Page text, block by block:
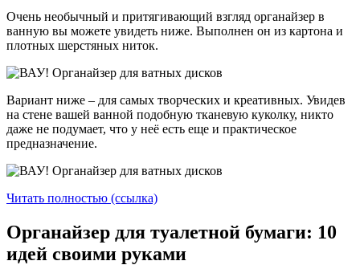
Очень необычный и притягивающий взгляд органайзер в
ванную вы можете увидеть ниже. Выполнен он из картона и
плотных шерстяных ниток.
Вариант ниже – для самых творческих и креативных. Увидев
на стене вашей ванной подобную тканевую куколку, никто
даже не подумает, что у неё есть еще и практическое
предназначение.
Читать полностью (ссылка)
Органайзер для туалетной бумаги: 10
идей своими руками